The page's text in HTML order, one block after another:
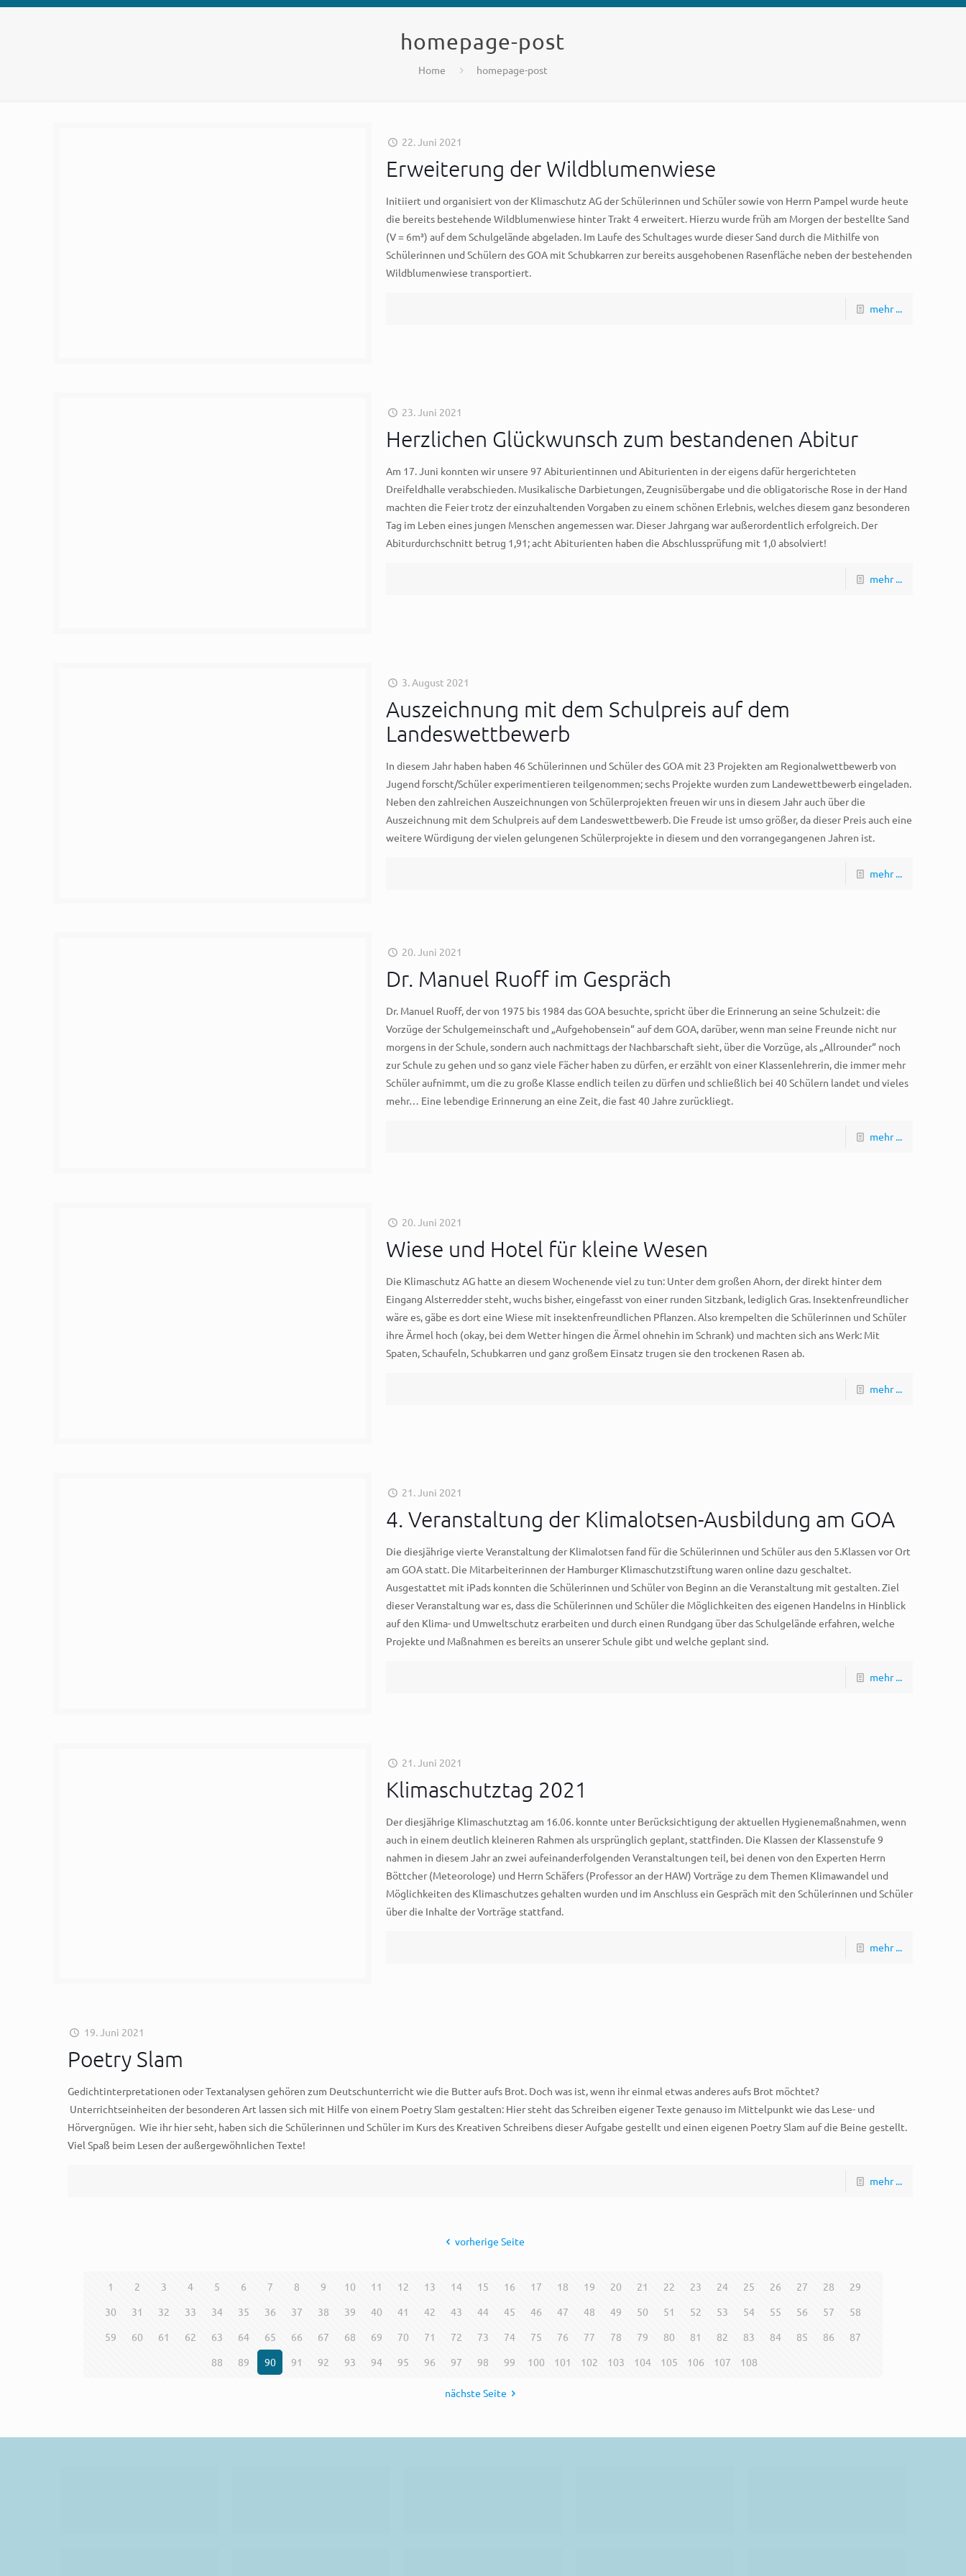
homepage-post
Home homepage-post
22. Juni 2021
Erweiterung der Wildblumenwiese
Initiiert und organisiert von der Klimaschutz AG der Schülerinnen und Schüler sowie von Herrn Pampel wurde heute
die bereits bestehende Wildblumenwiese hinter Trakt 4 erweitert. Hierzu wurde früh am Morgen der bestellte Sand
(V = 6m³) auf dem Schulgelände abgeladen. Im Laufe des Schultages wurde dieser Sand durch die Mithilfe von
Schülerinnen und Schülern des GOA mit Schubkarren zur bereits ausgehobenen Rasenfläche neben der bestehenden
Wildblumenwiese transportiert.
mehr ...
23. Juni 2021
Herzlichen Glückwunsch zum bestandenen Abitur
Am 17. Juni konnten wir unsere 97 Abiturientinnen und Abiturienten in der eigens dafür hergerichteten
Dreifeldhalle verabschieden. Musikalische Darbietungen, Zeugnisübergabe und die obligatorische Rose in der Hand
machten die Feier trotz der einzuhaltenden Vorgaben zu einem schönen Erlebnis, welches diesem ganz besonderen
Tag im Leben eines jungen Menschen angemessen war. Dieser Jahrgang war außerordentlich erfolgreich. Der
Abiturdurchschnitt betrug 1,91; acht Abiturienten haben die Abschlussprüfung mit 1,0 absolviert!
mehr ...
3. August 2021
Auszeichnung mit dem Schulpreis auf dem
Landeswettbewerb
In diesem Jahr haben haben 46 Schülerinnen und Schüler des GOA mit 23 Projekten am Regionalwettbewerb von
Jugend forscht/Schüler experimentieren teilgenommen; sechs Projekte wurden zum Landewettbewerb eingeladen.
Neben den zahlreichen Auszeichnungen von Schülerprojekten freuen wir uns in diesem Jahr auch über die
Auszeichnung mit dem Schulpreis auf dem Landeswettbewerb. Die Freude ist umso größer, da dieser Preis auch eine
weitere Würdigung der vielen gelungenen Schülerprojekte in diesem und den vorrangegangenen Jahren ist.
mehr ...
20. Juni 2021
Dr. Manuel Ruoff im Gespräch
Dr. Manuel Ruoff, der von 1975 bis 1984 das GOA besuchte, spricht über die Erinnerung an seine Schulzeit: die
Vorzüge der Schulgemeinschaft und „Aufgehobensein“ auf dem GOA, darüber, wenn man seine Freunde nicht nur
morgens in der Schule, sondern auch nachmittags der Nachbarschaft sieht, über die Vorzüge, als „Allrounder“ noch
zur Schule zu gehen und so ganz viele Fächer haben zu dürfen, er erzählt von einer Klassenlehrerin, die immer mehr
Schüler aufnimmt, um die zu große Klasse endlich teilen zu dürfen und schließlich bei 40 Schülern landet und vieles
mehr… Eine lebendige Erinnerung an eine Zeit, die fast 40 Jahre zurückliegt.
mehr ...
20. Juni 2021
Wiese und Hotel für kleine Wesen
Die Klimaschutz AG hatte an diesem Wochenende viel zu tun: Unter dem großen Ahorn, der direkt hinter dem
Eingang Alsterredder steht, wuchs bisher, eingefasst von einer runden Sitzbank, lediglich Gras. Insektenfreundlicher
wäre es, gäbe es dort eine Wiese mit insektenfreundlichen Pflanzen. Also krempelten die Schülerinnen und Schüler
ihre Ärmel hoch (okay, bei dem Wetter hingen die Ärmel ohnehin im Schrank) und machten sich ans Werk: Mit
Spaten, Schaufeln, Schubkarren und ganz großem Einsatz trugen sie den trockenen Rasen ab.
mehr ...
21. Juni 2021
4. Veranstaltung der Klimalotsen-Ausbildung am GOA
Die diesjährige vierte Veranstaltung der Klimalotsen fand für die Schülerinnen und Schüler aus den 5.Klassen vor Ort
am GOA statt. Die Mitarbeiterinnen der Hamburger Klimaschutzstiftung waren online dazu geschaltet.
Ausgestattet mit iPads konnten die Schülerinnen und Schüler von Beginn an die Veranstaltung mit gestalten. Ziel
dieser Veranstaltung war es, dass die Schülerinnen und Schüler die Möglichkeiten des eigenen Handelns in Hinblick
auf den Klima- und Umweltschutz erarbeiten und durch einen Rundgang über das Schulgelände erfahren, welche
Projekte und Maßnahmen es bereits an unserer Schule gibt und welche geplant sind.
mehr ...
21. Juni 2021
Klimaschutztag 2021
Der diesjährige Klimaschutztag am 16.06. konnte unter Berücksichtigung der aktuellen Hygienemaßnahmen, wenn
auch in einem deutlich kleineren Rahmen als ursprünglich geplant, stattfinden. Die Klassen der Klassenstufe 9
nahmen in diesem Jahr an zwei aufeinanderfolgenden Veranstaltungen teil, bei denen von den Experten Herrn
Böttcher (Meteorologe) und Herrn Schäfers (Professor an der HAW) Vorträge zu dem Themen Klimawandel und
Möglichkeiten des Klimaschutzes gehalten wurden und im Anschluss ein Gespräch mit den Schülerinnen und Schüler
über die Inhalte der Vorträge stattfand.
mehr ...
19. Juni 2021
Poetry Slam
Gedichtinterpretationen oder Textanalysen gehören zum Deutschunterricht wie die Butter aufs Brot. Doch was ist, wenn ihr einmal etwas anderes aufs Brot möchtet?
Unterrichtseinheiten der besonderen Art lassen sich mit Hilfe von einem Poetry Slam gestalten: Hier steht das Schreiben eigener Texte genauso im Mittelpunkt wie das Lese- und
Hörvergnügen. Wie ihr hier seht, haben sich die Schülerinnen und Schüler im Kurs des Kreativen Schreibens dieser Aufgabe gestellt und einen eigenen Poetry Slam auf die Beine gestellt.
Viel Spaß beim Lesen der außergewöhnlichen Texte!
mehr ...
vorherige Seite
1 2 3 4 5 6 7 8 9 10 11 12 13 14 15 16 17 18 19 20 21 22 23 24 25 26 27 28
29
30
31 32 33 34 35 36 37 38 39 40 41 42 43 44 45 46 47 48 49 50 51 52 53 54 55 56 57
58
59
60 61 62 63 64 65 66 67 68 69 70 71 72 73 74 75 76 77 78 79 80 81 82 83 84 85 86
87
88
89 90 91 92 93 94 95 96 97 98 99 100 101 102 103 104 105 106 107 108
nächste Seite